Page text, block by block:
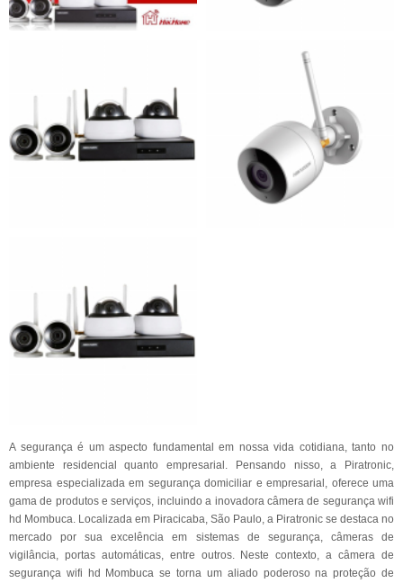
A segurança é um aspecto fundamental em nossa vida cotidiana, tanto no
ambiente residencial quanto empresarial. Pensando nisso, a Piratronic,
empresa especializada em segurança domiciliar e empresarial, oferece uma
gama de produtos e serviços, incluindo a inovadora câmera de segurança wifi
hd Mombuca. Localizada em Piracicaba, São Paulo, a Piratronic se destaca no
mercado por sua excelência em sistemas de segurança, câmeras de
vigilância, portas automáticas, entre outros. Neste contexto, a câmera de
segurança wifi hd Mombuca se torna um aliado poderoso na proteção de